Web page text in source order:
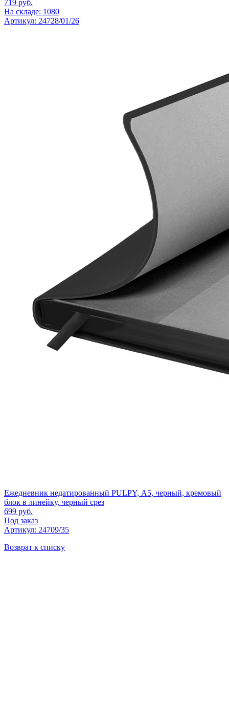
719 руб.
На складе: 1080
Артикул: 24728/01/26
Ежедневник недатированный PULPY, А5, черный, кремовый
блок в линейку, черный срез
699 руб.
Под заказ
Артикул: 24709/35
Возврат к списку